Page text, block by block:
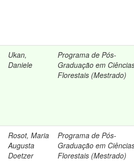
Ukan,
Daniele
Programa de Pós-
Graduação em
Florestais (Mestrado)
Rosot, Maria
Augusta
Doetzer
Programa de Pós-
Graduação em
Florestais (Mestrado)